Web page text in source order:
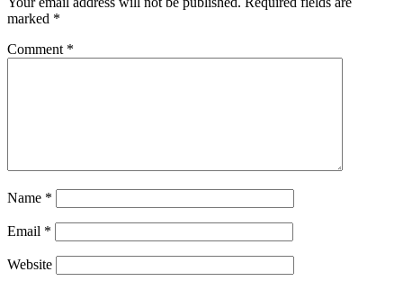
marked *
Comment *
Name *
Email *
Website